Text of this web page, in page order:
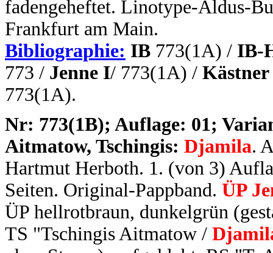
fadengeheftet. Linotype-Aldus-
Frankfurt am Main.
Bibliographie: IB 773(1A) / IB-
773 / Jenne I/ 773(1A) / Kästner
773(1A).
Nr: 773(1B); Auflage: 01;
Aitmatow, Tschingis: Djamila.
Hartmut Herboth. 1. (von 3)
Seiten. Original-Pappband. ÜP
ÜP hellrotbraun, dunkelgrün
TS "Tschingis Aitmatow /